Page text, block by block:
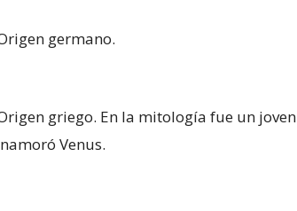
germano.
griego. En la mitología fue un joven
Venus.